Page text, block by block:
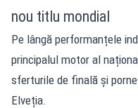
nou titlu mondial
Pe lângă performanțele
principalul motor al
sferturile de finală și
Elveția.